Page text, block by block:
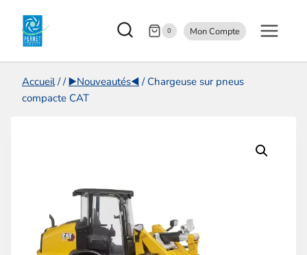
0 Mon Compte
Accueil / / ▶️Nouveautés◀️ / Chargeuse sur pneus
compacte CAT